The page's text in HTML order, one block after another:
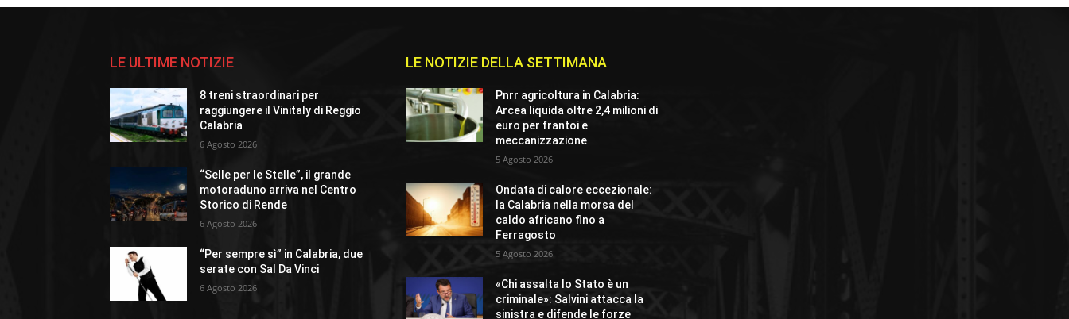
LE ULTIME NOTIZIE
8 treni straordinari per
raggiungere il Vinitaly di Reggio
Calabria
6 Agosto 2026
“Selle per le Stelle”, il grande
motoraduno arriva nel Centro
Storico di Rende
6 Agosto 2026
“Per sempre sì” in Calabria, due
serate con Sal Da Vinci
6 Agosto 2026
LE NOTIZIE DELLA SETTIMANA
Pnrr agricoltura in Calabria:
Arcea liquida oltre 2,4 milioni di
euro per frantoi e
meccanizzazione
5 Agosto 2026
Ondata di calore eccezionale:
la Calabria nella morsa del
caldo africano fino a
Ferragosto
5 Agosto 2026
«Chi assalta lo Stato è un
criminale»: Salvini attacca la
sinistra e difende le forze